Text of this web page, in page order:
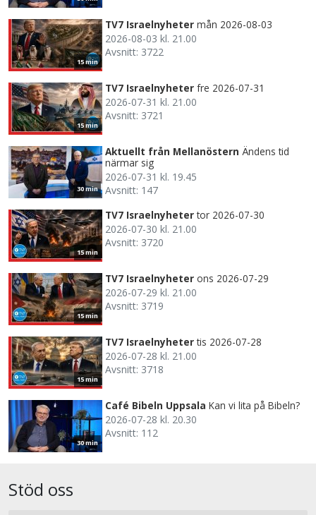
15 min
TV7 Israelnyheter mån 2026-08-03
2026-08-03 kl. 21.00
Avsnitt: 3722
15 min
TV7 Israelnyheter fre 2026-07-31
2026-07-31 kl. 21.00
Avsnitt: 3721
30 min
Aktuellt från Mellanöstern Ändens tid
närmar sig
2026-07-31 kl. 19.45
Avsnitt: 147
15 min
TV7 Israelnyheter tor 2026-07-30
2026-07-30 kl. 21.00
Avsnitt: 3720
15 min
TV7 Israelnyheter ons 2026-07-29
2026-07-29 kl. 21.00
Avsnitt: 3719
15 min
TV7 Israelnyheter tis 2026-07-28
2026-07-28 kl. 21.00
Avsnitt: 3718
30 min
Café Bibeln Uppsala Kan vi lita på Bibeln?
2026-07-28 kl. 20.30
Avsnitt: 112
Stöd oss